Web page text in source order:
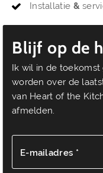
Installatie &
Blijf op de
Ik wil in de
worden over de
van Heart of the
afmelden.
E-mailadres *